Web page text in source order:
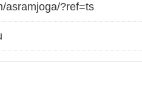
asramjoga/?ref=ts